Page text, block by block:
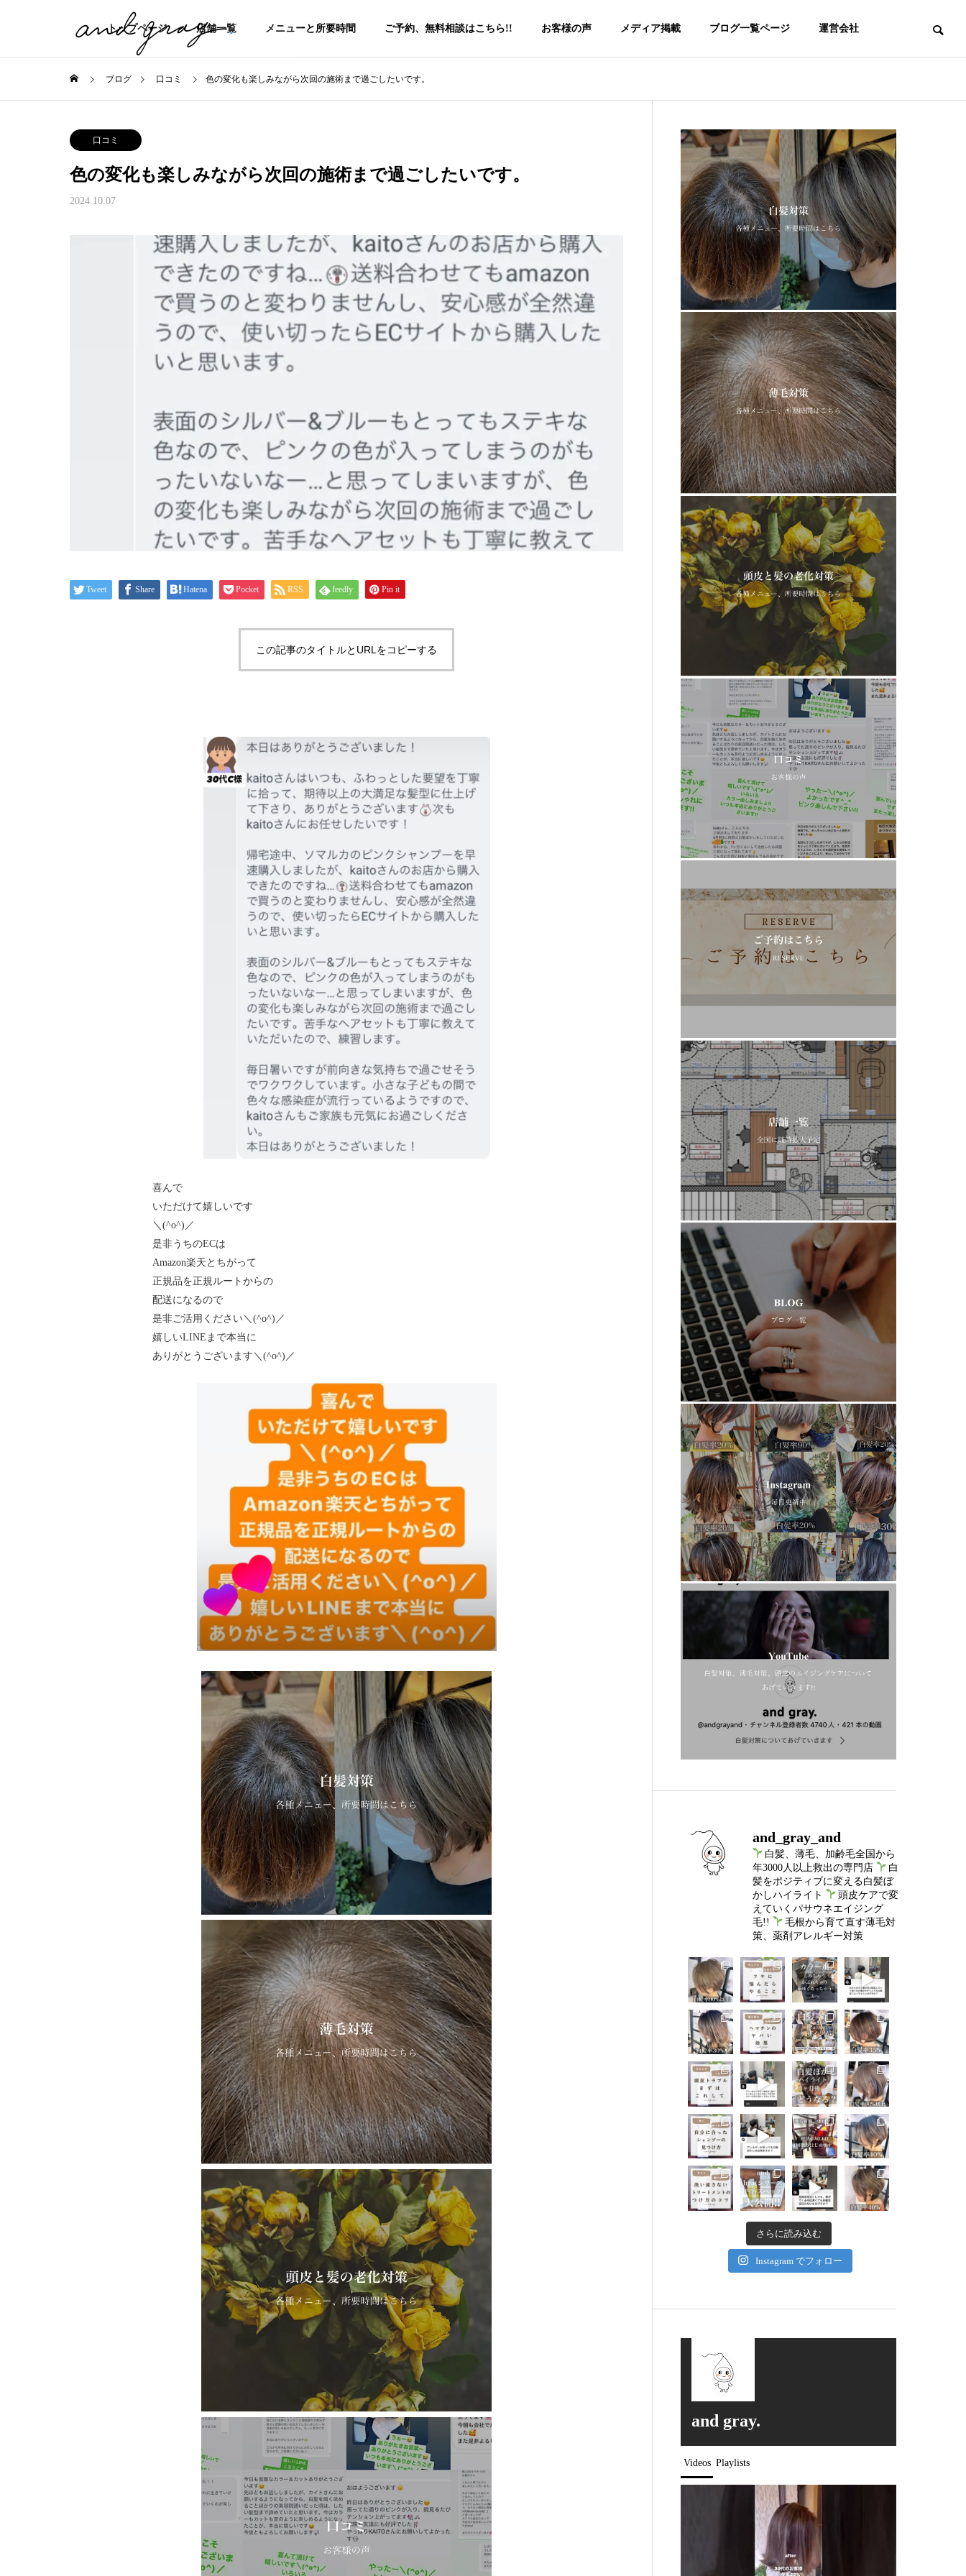
トップページ 店舗一覧 メニューと所要時間 ご予約、無料相談はこちら!! お客様の声 メディア掲載 ブログ一覧ページ 運営会社
ブログ 口コミ 色の変化も楽しみながら次回の施術まで過ごしたいです。
口コミ
色の変化も楽しみながら次回の施術まで過ごしたいです。
2024.10.07
Tweet Share Hatena Pocket RSS feedly Pin it
この記事のタイトルとURLをコピーする
喜んで
いただけて嬉しいです
＼(^o^)／
是非うちのECは
Amazon楽天とちがって
正規品を正規ルートからの
配送になるので
是非ご活用ください＼(^o^)／
嬉しいLINEまで本当に
ありがとうございます＼(^o^)／
and_gray_and
白髪、薄毛、加齢毛全国から
年3000人以上救出の専門店
白
髪をポジティブに変える白髪ぼ
かしハイライト
頭皮ケアで変
えていくパサウネエイジング
毛!!
毛根から育て直す薄毛対
策、薬剤アレルギー対策
さらに読み込む
Instagram でフォロー
and gray.
Videos Playlists